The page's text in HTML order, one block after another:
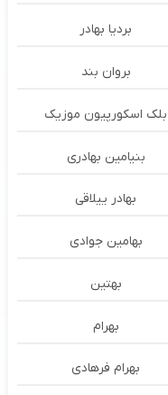
بردیا بهادر
بروان بند
بلک اسکورپیون موزیک
بنیامین بهادری
بهادر ییلاقی
بهامین جوادی
بهتین
بهرام
بهرام فرهادی